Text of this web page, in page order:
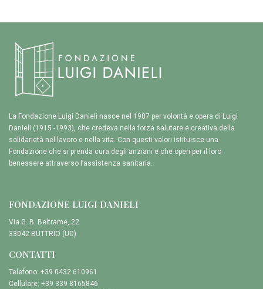
La Fondazione Luigi Danieli nasce nel 1987 per volontà e opera di Luigi
Danieli (1915 -1993), che credeva nella forza salutare e creativa della
solidarietà nel lavoro e nella vita. Con questi valori istituisce una
Fondazione che si prenda cura degli anziani e che operi per il loro
benessere attraverso l’assistenza sanitaria.
FONDAZIONE LUIGI DANIELI
Via G. B. Beltrame, 22
33042 BUTTRIO (UD)
CONTATTI
Telefono: +39 0432 610961
Cellulare: +39 339 8165846